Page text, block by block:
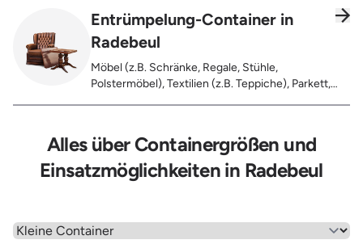
Entrümpelung-Container in
Radebeul
Möbel (z.B. Schränke, Regale, Stühle,
Polstermöbel), Textilien (z.B. Teppiche), Parkett,
Fässer, Eimer, Sonstiger Hausstand
Alles über Containergrößen und
Einsatzmöglichkeiten in Radebeul
Wähle einen Menüpunkt aus